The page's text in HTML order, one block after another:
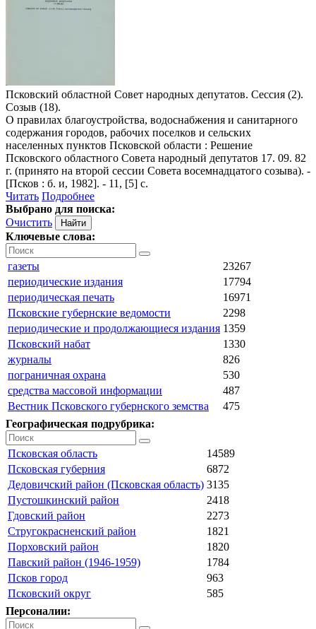
Псковский областной Совет народных депутатов. Сессия (2).
Созыв (18).
О правилах благоустройства, водоснабжения и санитарного
содержания городов, рабочих поселков и сельских
населенных пунктов Псковской области : Решение
Псковского областного Совета народный депутатов 17. 09. 82
г. (принято на второй сессии Совета восемнадцатого созыва). -
[Псков : б. и, 1982]. - 11, [5] с.
Читать Подробнее
Выбрано для поиска:
Очистить
Ключевые слова:
газеты
23267
периодические издания
17794
периодическая печать
16971
Псковские губернские ведомости
2298
периодические и продолжающиеся издания 1359
Псковский набат
1330
журналы
826
пограничная охрана
530
средства массовой информации
487
Вестник Псковского губернского земства
475
Географическая подрубрика:
Псковская область
14589
Псковская губерния
6872
Дедовичский район (Псковская область) 3135
Пустошкинский район
2418
Гдовский район
2273
Стругокрасненский район
1821
Порховский район
1820
Павский район (1946-1959)
1784
Псков город
963
Псковский округ
585
Персоналии: